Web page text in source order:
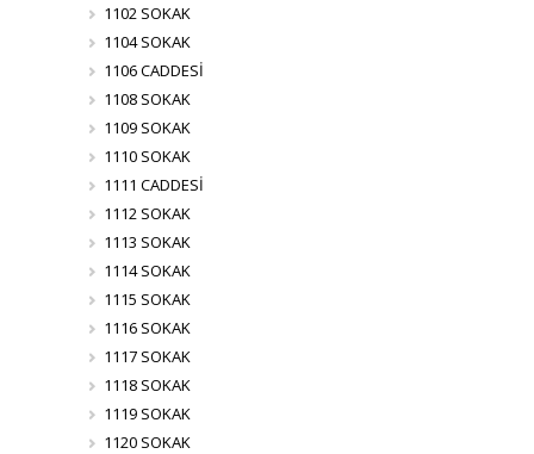
1102 SOKAK
1104 SOKAK
1106 CADDESİ
1108 SOKAK
1109 SOKAK
1110 SOKAK
1111 CADDESİ
1112 SOKAK
1113 SOKAK
1114 SOKAK
1115 SOKAK
1116 SOKAK
1117 SOKAK
1118 SOKAK
1119 SOKAK
1120 SOKAK